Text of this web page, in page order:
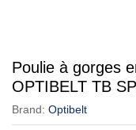
Poulie à gorges
OPTIBELT TB
Brand: Optibelt